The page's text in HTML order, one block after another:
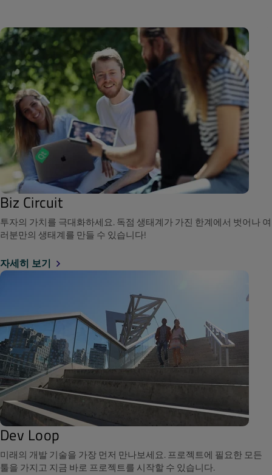
Biz Circuit
투자의 가치를 극대화하세요. 독점 생태계가 가진 한계에서 벗어나 여
러분만의 생태계를 만들 수 있습니다!
자세히 보기
Dev Loop
미래의 개발 기술을 가장 먼저 만나보세요. 프로젝트에 필요한 모든
툴을 가지고 지금 바로 프로젝트를 시작할 수 있습니다.